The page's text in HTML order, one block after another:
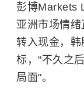
彭博Markets
亚洲市场情
转入现金，
标，"不久之
局面"。